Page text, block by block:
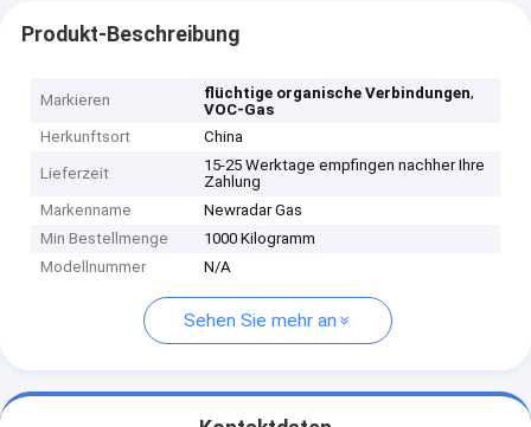
Produkt-Beschreibung
Markieren flüchtige organische Verbindungen,
VOC-Gas
Herkunftsort
China
Lieferzeit
15-25 Werktage empfingen nachher Ihre
Zahlung
Markenname
Newradar Gas
Min Bestellmenge
1000 Kilogramm
Modellnummer
N/A
Sehen Sie mehr an